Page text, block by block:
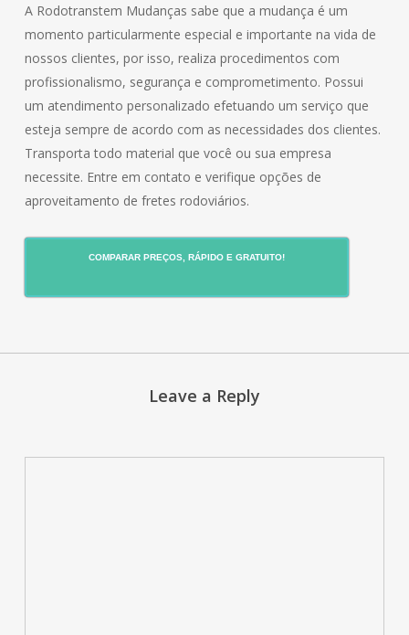
A Rodotranstem Mudanças sabe que a mudança é um
momento particularmente especial e importante na vida de
nossos clientes, por isso, realiza procedimentos com
profissionalismo, segurança e comprometimento. Possui
um atendimento personalizado efetuando um serviço que
esteja sempre de acordo com as necessidades dos clientes.
Transporta todo material que você ou sua empresa
necessite. Entre em contato e verifique opções de
aproveitamento de fretes rodoviários.
COMPARAR PREÇOS, RÁPIDO E GRATUITO!
Leave a Reply